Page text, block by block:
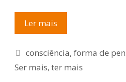
Ler mais
da
–
Quer
Etiquetas
consciência,forma de
Ser mais, ter mais